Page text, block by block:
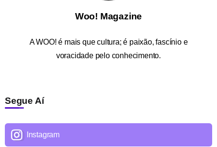
Woo! Magazine
AWOO! é mais que cultura; é paixão, fascínio e
voracidade pelo conhecimento.
Segue Aí
Instagram